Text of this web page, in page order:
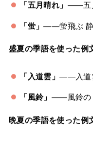
「五月晴れ」 ——五
「蛍」——蛍飛ぶ 静
盛夏の季語を使った例
「入道雲」——入道
「風鈴」 ——風鈴の
晩夏の季語を使った例